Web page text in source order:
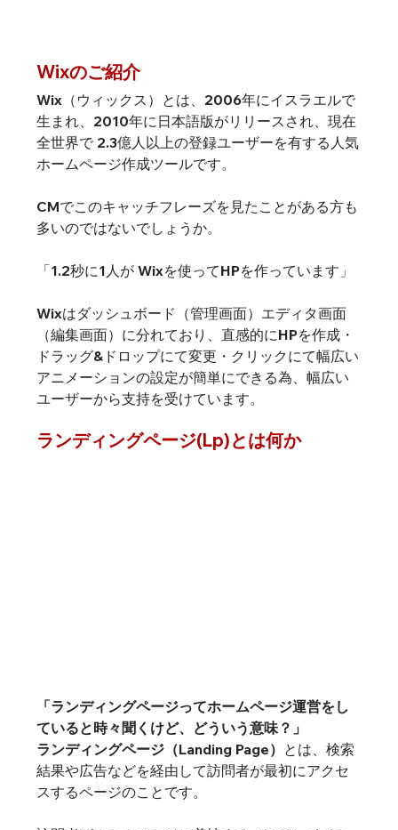
Wixのご紹介
Wix（ウィックス）とは、2006年にイスラエルで
生まれ、2010年に日本語版がリリースされ、現在
全世界で 2.3億人以上の登録ユーザーを有する人気
ホームページ作成ツールです。
CMでこのキャッチフレーズを見たことがある方も
多いのではないでしょうか。
「1.2秒に1人が Wixを使ってHPを作っています」
Wixはダッシュボード（管理画面）エディタ画面
（編集画面）に分れており、直感的にHPを作成・
ドラッグ&ドロップにて変更・クリックにて幅広い
アニメーションの設定が簡単にできる為、幅広い
ユーザーから支持を受けています。
ランディングページ(Lp)とは何か
「ランディングページってホームページ運営をし
ていると時々聞くけど、どういう意味？」
ランディングページ（Landing Page） とは、検索
結果や広告などを経由して訪問者が最初にアクセ
スするページのことです。